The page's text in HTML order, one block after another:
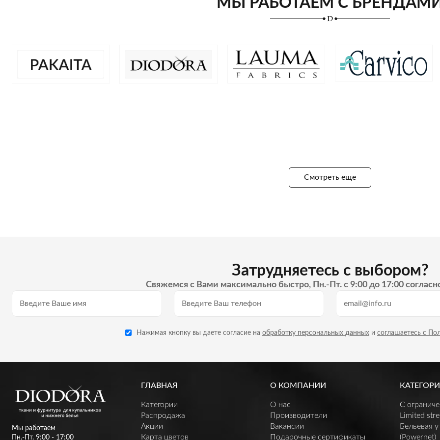
Смотреть еще
Затрудняетесь с выбором?
Свяжемся с Вами максимально быстро, Пн.-Пт. с 9:00 до 17:00
Нажимая кнопку вы даете согласие на обработку персональных данных и соглашаетесь с
Мы работаем
Пн.-Пт. 9:00 - 17:00
ГЛАВНАЯ
Категории
Распродажа
Акции
Карта цветов
О КОМПАНИИ
О нас
Производители
Вакансии
Подарочные сертификаты
C
Limited
Бельевая
(Powernet)